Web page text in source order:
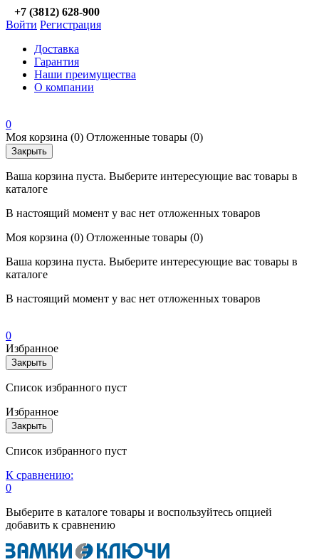
+7 (3812) 628-900
Войти Регистрация
Доставка
Гарантия
Наши преимущества
О компании
0
Моя корзина (0) Отложенные товары (0)
Закрыть
Ваша корзина пуста. Выберите интересующие вас товары в
каталоге
В настоящий момент у вас нет отложенных товаров
Моя корзина (0) Отложенные товары (0)
Ваша корзина пуста. Выберите интересующие вас товары в
каталоге
В настоящий момент у вас нет отложенных товаров
0
Избранное
Закрыть
Список избранного пуст
Избранное
Закрыть
Список избранного пуст
К сравнению:
0
Выберите в каталоге товары и воспользуйтесь опцией
добавить к сравнению